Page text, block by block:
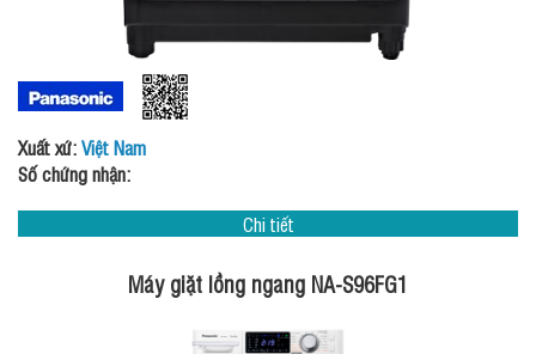
Xuất xứ:Việt Nam
Số chứng nhận:
Chi tiết
Máy giặt lồng ngang NA-S96FG1